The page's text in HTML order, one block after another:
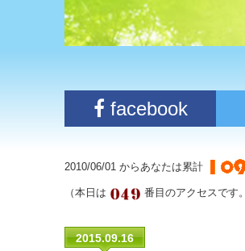
facebook
2010/06/01 からあなたは累計
（本日は 番目のアクセスで
2015.09.16